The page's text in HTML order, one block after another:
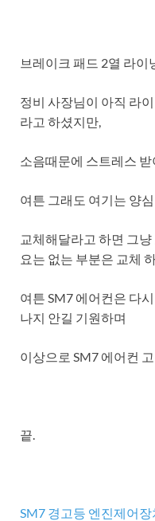
브레이크 패드 2열 라
정비 사장님이 아직 라
라고 하셨지만,
소음때문에 스트레스
여튼 그래도 여기는 양
교체해달라고 하면 그
요는 없는 부분은 교체
여튼 SM7 에어컨은 다
나지 안길 기원하며
이상으로 SM7 에어컨
끝.
SM7 경고등 엔진제어